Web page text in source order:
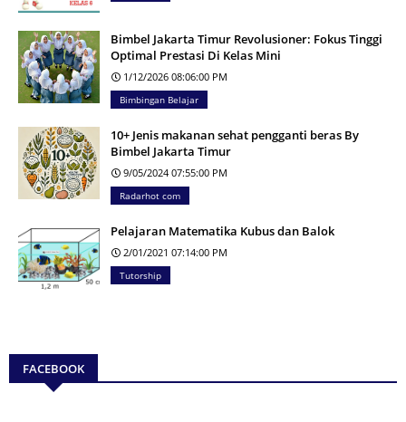
Bimbel Jakarta Timur Revolusioner: Fokus Tinggi
Optimal Prestasi Di Kelas Mini
1/12/2026 08:06:00 PM
Bimbingan Belajar
10+ Jenis makanan sehat pengganti beras By
Bimbel Jakarta Timur
9/05/2024 07:55:00 PM
Radarhot com
Pelajaran Matematika Kubus dan Balok
2/01/2021 07:14:00 PM
Tutorship
FACEBOOK